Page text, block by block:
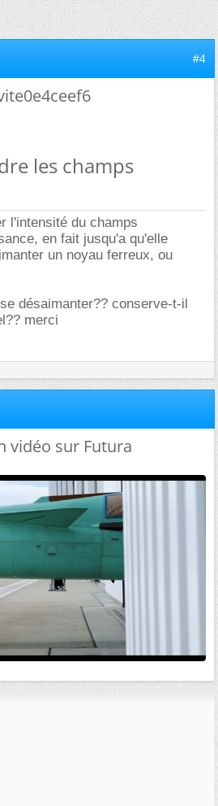
#4
les champs
l'intensité du champs
en fait jusqu'a qu'elle
un noyau ferreux, ou
désaimanter?? conserve-t-il
merci
vidéo sur Futura